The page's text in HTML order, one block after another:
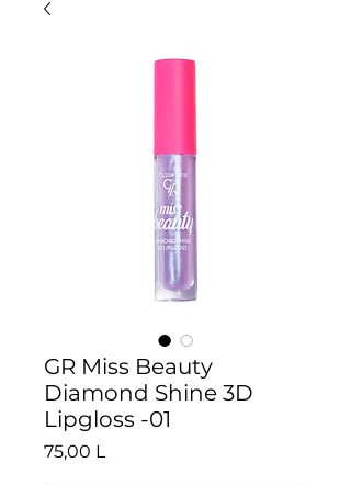
GR Miss Beauty
Diamond Shine 3D
Lipgloss -01
75,00 L